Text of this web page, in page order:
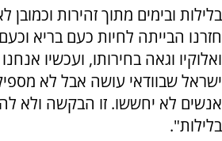
בלילות ובימים מתוך זהירות
חזרנו הבייתה לחיות כעם בריא
ואלוקיו וגאה בחירותו, ועכשיו
ישראל שבוודאי עושה אבל לא
אנשים לא יחששו. זו הבקשה ולא
בלילות".